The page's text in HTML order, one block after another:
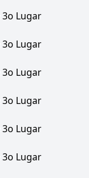
3o Lugar
3o Lugar
3o Lugar
3o Lugar
3o Lugar
3o Lugar